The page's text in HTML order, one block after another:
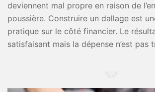
deviennent mal propre en raison de
poussière. Construire un dallage est
pratique sur le côté financier. Le
satisfaisant mais la dépense n’est pas